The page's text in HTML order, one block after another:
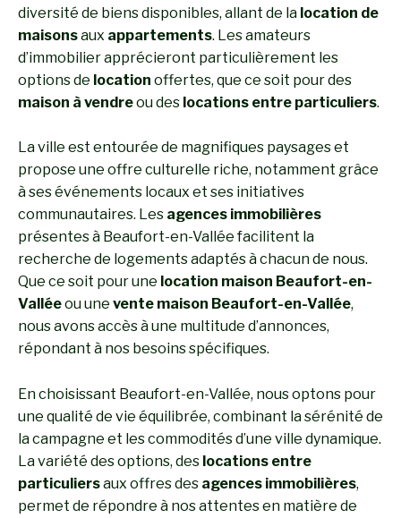
diversité de biens disponibles, allant de la location de
maisonsaux appartements. Les amateurs
d’immobilier apprécieront particulièrement les
options de location offertes, que ce soit pour des
maison à vendreou des locations entre particuliers.
La ville est entourée de magnifiques paysages et
propose une offre culturelle riche, notamment grâce
à ses événements locaux et ses initiatives
communautaires. Les agences immobilières
présentes à Beaufort-en-Vallée facilitent la
recherche de logements adaptés à chacun de nous.
Que ce soit pour une location maison Beaufort-en-
Valléeou une vente maison Beaufort-en-Vallée,
nous avons accès à une multitude d’annonces,
répondant à nos besoins spécifiques.
En choisissant Beaufort-en-Vallée, nous optons pour
une qualité de vie équilibrée, combinant la sérénité de
la campagne et les commodités d’une ville dynamique.
La variété des options, des locations entre
particuliersaux offres des agences immobilières,
permet de répondre à nos attentes en matière de